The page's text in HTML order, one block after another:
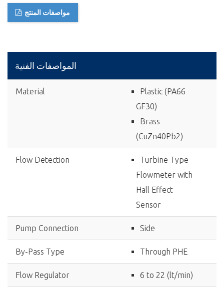
مواصفات المنتج
المواصفات الفنية
Material
Plastic (PA66
GF30)
Brass
(CuZn40Pb2)
Flow Detection
Turbine Type
Flowmeter with
Hall Effect
Sensor
Pump Connection Side
By-Pass Type Through PHE
Flow Regulator 6 to 22 (lt/min)